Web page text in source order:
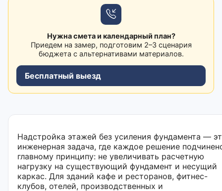
Нужна смета и календарный план?
Приедем на замер, подготовим 2–3 сценария
бюджета с альтернативами материалов.
Бесплатный выезд
Надстройка этажей без усиления фундамента —
инженерная задача, где каждое решение
главному принципу: не увеличивать расчетную
нагрузку на существующий фундамент и несущий
каркас. Для зданий кафе и ресторанов, фитнес-
клубов, отелей, производственных и